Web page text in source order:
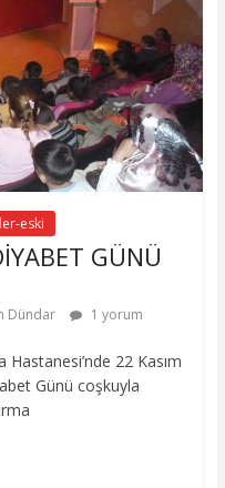
eski
GÜNÜ
Dündar 1 yorum
22 Kasım
Günü coşkuyla